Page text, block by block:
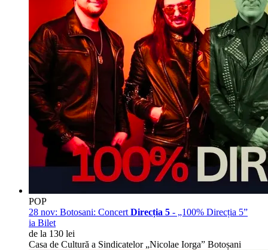
POP
28 nov: Botosani: Concert Direcția 5 - „100% Direcția 5”
ia Bilet
de la 130 lei
Casa de Cultură a Sindicatelor „Nicolae Iorga” Botoșani